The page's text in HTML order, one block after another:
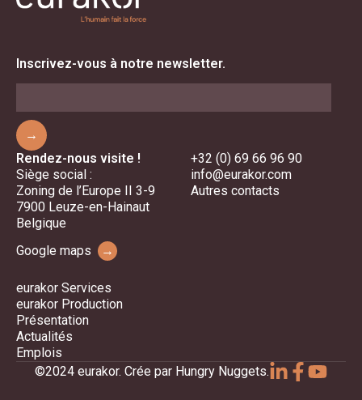
Inscrivez-vous à notre newsletter.
→
Rendez-nous visite !
Siège social :
Zoning de l’Europe II 3-9
7900 Leuze-en-Hainaut
Belgique
Google maps
→
+32 (0) 69 66 96 90
info@eurakor.com
Autres contacts
eurakor Services
eurakor Production
Présentation
Actualités
Emplois
©2024 eurakor. Crée par Hungry Nuggets.